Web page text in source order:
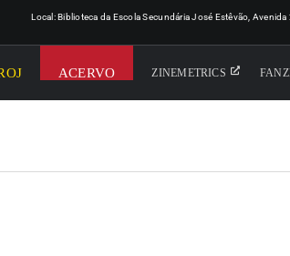
Local: Biblioteca da Escola Secundária José Estêvão,
ACERVO ZINEMETRICS